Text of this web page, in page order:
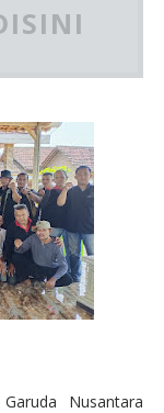
Nusantara